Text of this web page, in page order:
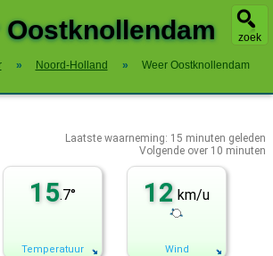
zoek
Oostknollendam
» Noord-Holland » Weer Oostknollendam
Laatste waarneming: 15 minuten geleden
Volgende over 10 minuten
15.7°
Temperatuur
12 km/u
Wind